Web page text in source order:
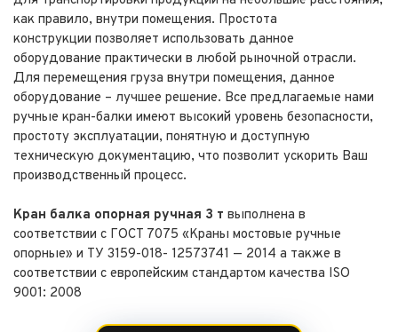
как правило, внутри помещения. Простота
конструкции позволяет использовать данное
оборудование практически в любой рыночной отрасли.
Для перемещения груза внутри помещения, данное
оборудование – лучшее решение. Все предлагаемые нами
ручные кран-балки имеют высокий уровень безопасности,
простоту эксплуатации, понятную и доступную
техническую документацию, что позволит ускорить Ваш
производственный процесс.
Кран балка опорная ручная 3 т выполнена в
соответствии с ГОСТ 7075 «Краны мостовые ручные
опорные» и ТУ 3159-018- 12573741 — 2014 а также в
соответствии с европейским стандартом качества ISO
9001: 2008